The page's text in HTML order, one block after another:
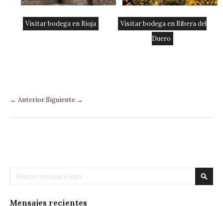
Visitar bodega en Rioja
Visitar bodega en Ribera del
Duero
← AnteriorSiguiente →
Buscar
Mensajes recientes